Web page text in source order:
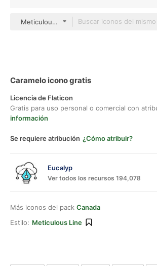
Meticulous Line
Caramelo icono gratis
Licencia de Flaticon
Gratis para uso personal o comercial con
información
Se requiere atribución ¿Cómo atribuir?
Eucalyp
Ver todos los recursos 194,078
Más iconos del pack Canada
Estilo: Meticulous Line